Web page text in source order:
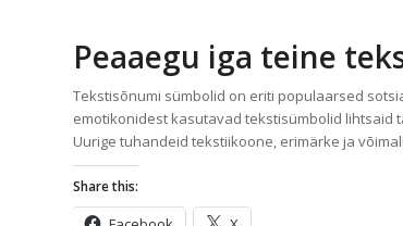
Peaaegu iga teine
Tekstisõnumi sümbolid on eriti populaarsed
emotikonidest kasutavad tekstisümbolid lihtsaid
Uurige tuhandeid tekstiikoone, erimärke ja
Share this: